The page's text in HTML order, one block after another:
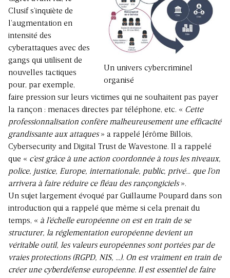
Un univers cybercriminel
organisé
Clusif s’inquiète de
l’augmentation en
intensité des
cyberattaques avec des
gangs qui utilisent de
nouvelles tactiques
pour, par exemple,
faire pression sur leurs victimes qui ne souhaitent pas payer
la rançon : menaces directes par téléphone, etc. « Cette
professionnalisation confère malheureusement une efficacité
grandissante aux attaques» a rappelé Jérôme Billois,
Cybersecurity and Digital Trust de Wavestone. Il a rappelé
que « c’est grâce à une action coordonnée à tous les niveaux,
police, justice, Europe, internationale, public, privé… que l’on
arrivera à faire réduire ce fléau des rançongiciels».
Un sujet largement évoqué par Guillaume Poupard dans son
introduction qui a rappelé que même si cela prenait du
temps, « à l’échelle européenne on est en train de se
structurer, la réglementation européenne devient un
véritable outil, les valeurs européennes sont portées par de
vraies protections (RGPD, NIS, …). On est vraiment en train de
créer une cyberdéfense européenne. Il est essentiel de faire